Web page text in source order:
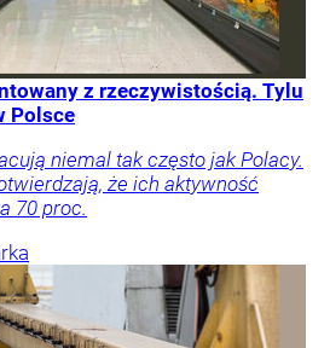
z rzeczywistością. Tylu
Polsce
niemal tak często jak Polacy.
że ich aktywność
70 proc.